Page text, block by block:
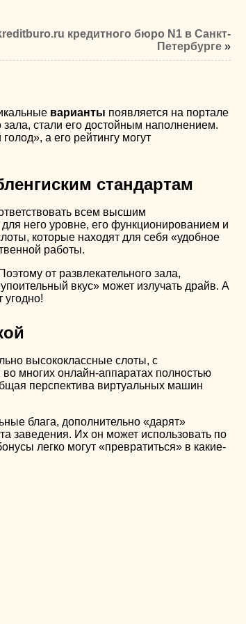
кредитного бюро N1 в Санкт-
Петербурге»
варианты появляется на портале
зала, стали его достойным наполнением.
а его рейтингу могут
стандартам
всем высшим
него уровне, его функционированием и
которые находят для себя «удобное
работы.
от развлекательного зала,
вкус» может излучать драйв. А
угодно!
высококлассные слоты, с
многих онлайн-аппаратах полностью
перспектива виртуальных машин
блага, дополнительно «дарят»
заведения. Их он может использовать по
легко могут «превратиться» в какие-